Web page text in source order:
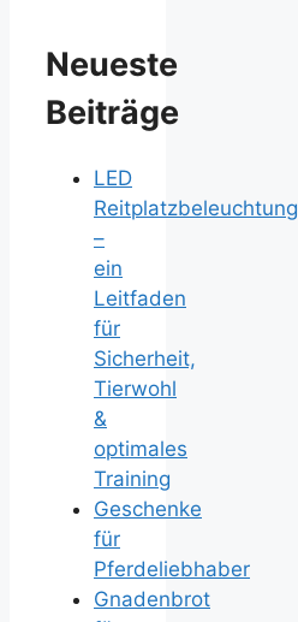
Neueste
Beiträge
LED
Reitplatzbeleuchtung
–
ein
Leitfaden
für
Sicherheit,
Tierwohl
&
optimales
Training
Geschenke
für
Pferdeliebhaber
Gnadenbrot